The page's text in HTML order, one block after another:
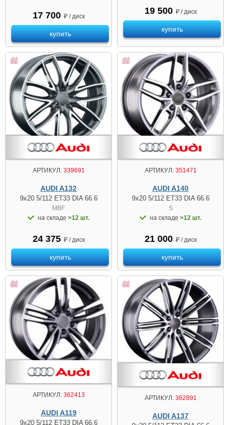
17 700 ₽ / диск
купить
19 500 ₽ / диск
купить
АРТИКУЛ:339691
AUDI A132
9x20 5/112 ET33 DIA 66.6
MBF
на складе >12 шт.
24 375 ₽ / диск
купить
АРТИКУЛ:351471
AUDI A140
9x20 5/112 ET33 DIA 66.6
S
на складе >12 шт.
21 000 ₽ / диск
купить
АРТИКУЛ:362413
AUDI A119
9x20 5/112 ET33 DIA 66.6
АРТИКУЛ:362891
AUDI A137